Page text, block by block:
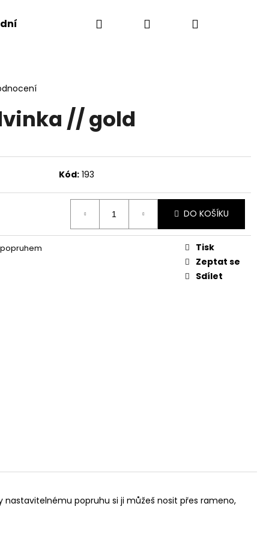
podmínky Hledat PřihlášeníNákupní
// gold
Kód: 193
DO KOŠÍKU
Tisk
Zeptat se
Sdílet
nastavitelnému popruhu si ji můžeš nosit přes rameno,
Následující